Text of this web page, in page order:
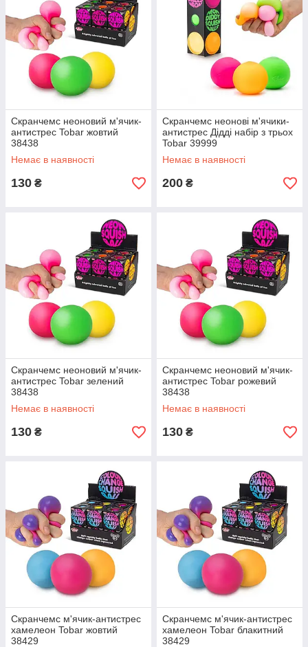
Скранчемс неоновий м'ячик-
антистрес Tobar жовтий
38438
Немає в наявності
130 ₴
Скранчемс неонові м'ячики-
антистрес Дідді набір з трьох
Tobar 39999
Немає в наявності
200 ₴
Скранчемс неоновий м'ячик-
антистрес Tobar зелений
38438
Немає в наявності
130 ₴
Скранчемс неоновий м'ячик-
антистрес Tobar рожевий
38438
Немає в наявності
130 ₴
Скранчемс м'ячик-антистрес
хамелеон Tobar жовтий
38429
Скранчемс м'ячик-антистрес
хамелеон Tobar блакитний
38429